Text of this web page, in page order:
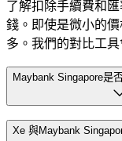
了解扣除手續費和
錢。即使是微小的
多。我們的對比工
Maybank Singapore是
Xe 與Maybank